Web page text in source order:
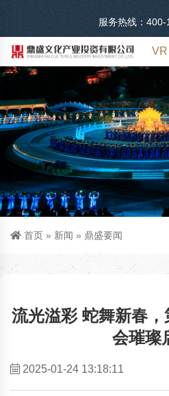
服务热线：
VR
首页 » 新闻 » 鼎盛要闻
流光溢彩 蛇舞新春
会璀璨
2025-01-24 13:18:11